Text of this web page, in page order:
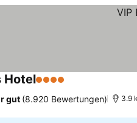
Hotel4 Sterne
gut (8.920 Bewertungen) 3.9